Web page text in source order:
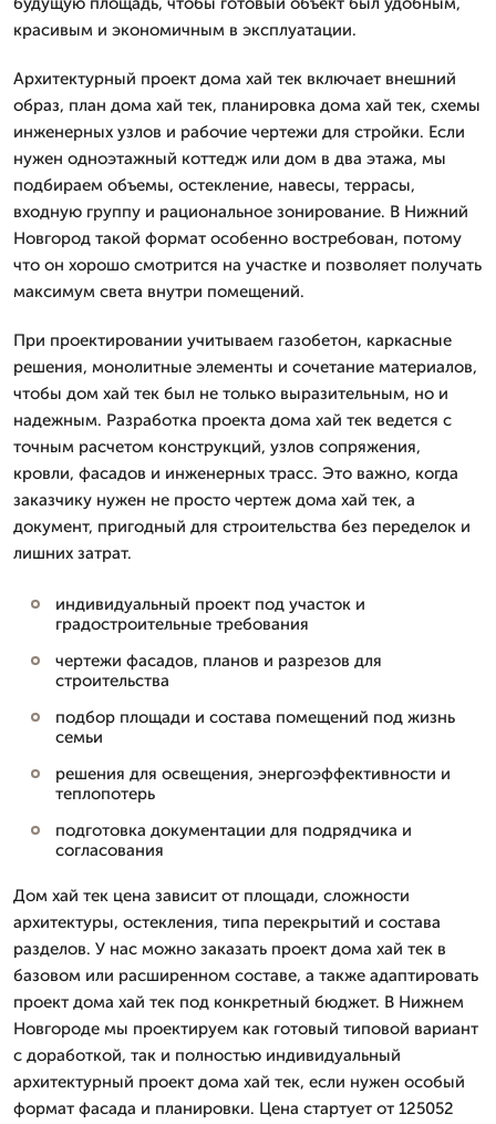
красивым и экономичным в эксплуатации.
Архитектурный проект дома хай тек включает внешний
образ, план дома хай тек, планировка дома хай тек, схемы
инженерных узлов и рабочие чертежи для стройки. Если
нужен одноэтажный коттедж или дом в два этажа, мы
подбираем объемы, остекление, навесы, террасы,
входную группу и рациональное зонирование. В Нижний
Новгород такой формат особенно востребован, потому
что он хорошо смотрится на участке и позволяет получать
максимум света внутри помещений.
При проектировании учитываем газобетон, каркасные
решения, монолитные элементы и сочетание материалов,
чтобы дом хай тек был не только выразительным, но и
надежным. Разработка проекта дома хай тек ведется с
точным расчетом конструкций, узлов сопряжения,
кровли, фасадов и инженерных трасс. Это важно, когда
заказчику нужен не просто чертеж дома хай тек, а
документ, пригодный для строительства без переделок и
лишних затрат.
индивидуальный проект под участок и
градостроительные требования
чертежи фасадов, планов и разрезов для
строительства
подбор площади и состава помещений под жизнь
семьи
решения для освещения, энергоэффективности и
теплопотерь
подготовка документации для подрядчика и
согласования
Дом хай тек цена зависит от площади, сложности
архитектуры, остекления, типа перекрытий и состава
разделов. У нас можно заказать проект дома хай тек в
базовом или расширенном составе, а также адаптировать
проект дома хай тек под конкретный бюджет. В Нижнем
Новгороде мы проектируем как готовый типовой вариант
с доработкой, так и полностью индивидуальный
архитектурный проект дома хай тек, если нужен особый
формат фасада и планировки. Цена стартует от 125052